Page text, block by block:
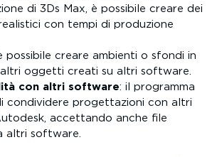
di 3Ds Max, è possibile creare dei
con tempi di produzione
possibile creare ambienti o sfondi in
altri oggetti creati su altri software.
con altri software: il programma
condividere progettazioni con altri
accettando anche file
altri software.